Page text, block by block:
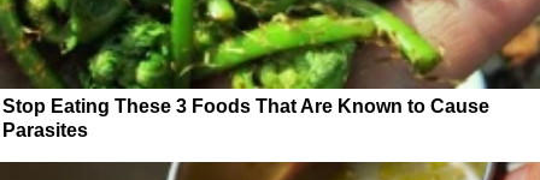
Stop Eating These 3 Foods That Are Known to Cause
Parasites